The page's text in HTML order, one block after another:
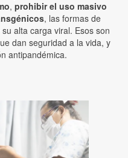
, prohibir el uso masivo
, las formas de
alta carga viral. Esos son
dan seguridad a la vida, y
antipandémica.